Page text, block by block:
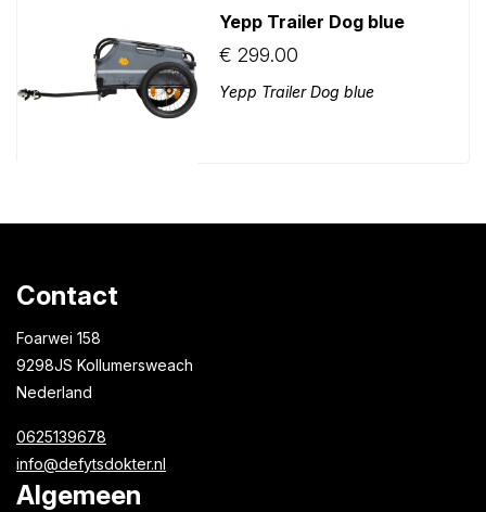
Yepp Trailer Dog blue
€ 299.00
Yepp Trailer Dog blue
Contact
Foarwei 158
9298JS Kollumersweach
Nederland
0625139678
info@defytsdokter.nl
Algemeen